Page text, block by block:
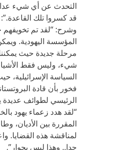
التحدث عن أي شيء عدا
قد كسروا تلك القاعدة‪:”.‬
وشرح: “لقد تم
المؤسسة اليهودية.
مرحلة جديدة حيث
شيء، وليس فقط
السياسة الإسرائيلية،
فخور بأن قادة
الرئيسي لطوائف عديدة
“لقد هدد زعماء يهود
المقررة بين الأديان،
لمناقشة هذه القضايا.
جدا.. وهذا ليس بحوار‪.”‬